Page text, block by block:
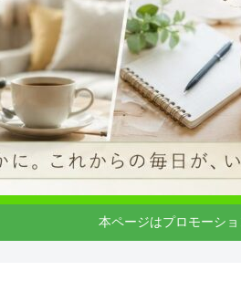
本ページはプロモーショ